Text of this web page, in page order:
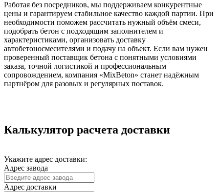
Работая без посредников, мы поддерживаем конкурентные
цены и гарантируем стабильное качество каждой партии. При
необходимости поможем рассчитать нужный объём смеси,
подобрать бетон с подходящим заполнителем и
характеристиками, организовать доставку
автобетоносмесителями и подачу на объект. Если вам нужен
проверенный поставщик бетона с понятными условиями
заказа, точной логистикой и профессиональным
сопровождением, компания «MixBeton» станет надёжным
партнёром для разовых и регулярных поставок.
Калькулятор расчета доставки
Укажите адрес доставки:
Адрес завода
Адрес доставки